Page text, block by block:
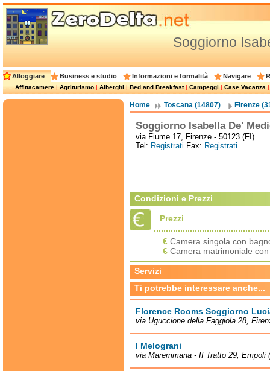
Soggiorno
Alloggiare Business e studio Informazioni e formalità Navigare
Affittacamere|Agriturismo|Alberghi|Bed and Breakfast|Campeggi|Case Vacanza
Home Toscana (14807) Firenze
Soggiorno Isabella De'
via Fiume 17, Firenze - 50123 (FI)
Tel: Registrati Fax: Registrati
Condizioni e Prezzi
Prezzi
€ Camera singola con
€ Camera matrimoniale
Servizi
Ti potrebbe interessare anche...
Florence Rooms Soggiorno
via Uguccione della Faggiola 28,
I Melograni
via Maremmana - II Tratto 29, Empoli